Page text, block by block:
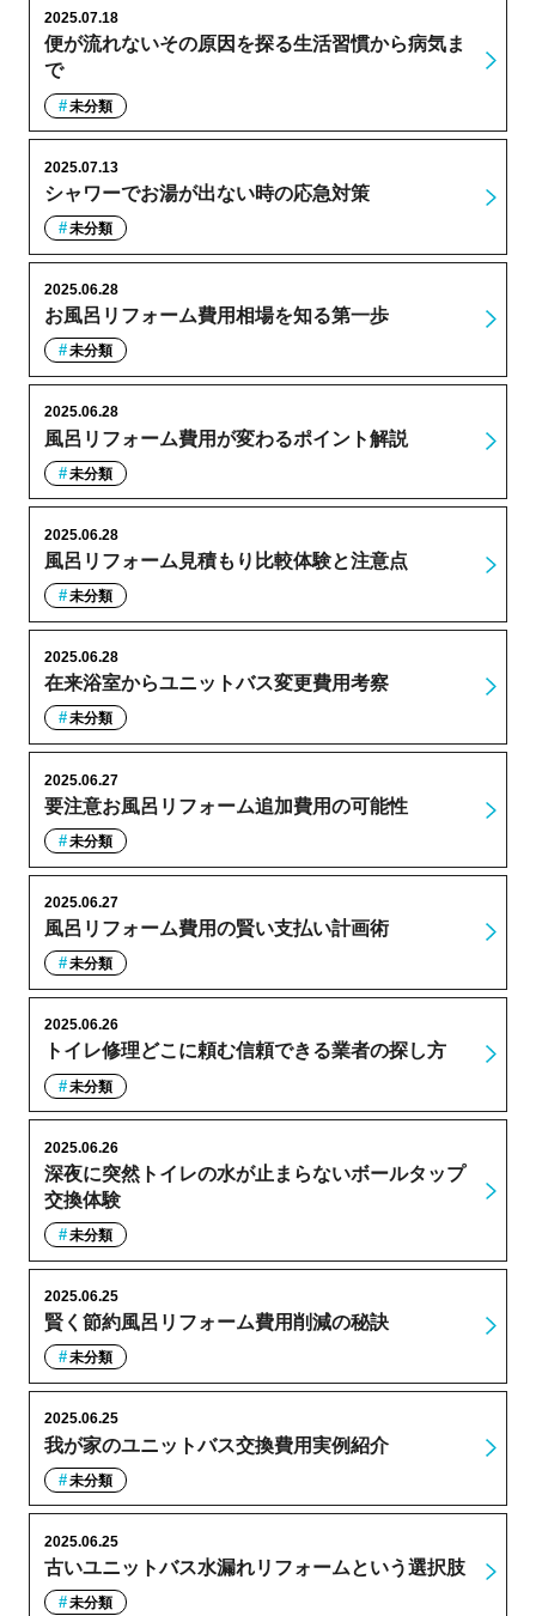
便が流れないその原因を探る生活習慣から病気ま
で
2025.07.18
未分類
シャワーでお湯が出ない時の応急対策
2025.07.13
未分類
お風呂リフォーム費用相場を知る第一歩
2025.06.28
未分類
風呂リフォーム費用が変わるポイント解説
2025.06.28
未分類
風呂リフォーム見積もり比較体験と注意点
2025.06.28
未分類
在来浴室からユニットバス変更費用考察
2025.06.28
未分類
要注意お風呂リフォーム追加費用の可能性
2025.06.27
未分類
風呂リフォーム費用の賢い支払い計画術
2025.06.27
未分類
トイレ修理どこに頼む信頼できる業者の探し方
2025.06.26
未分類
深夜に突然トイレの水が止まらないボールタップ
交換体験
2025.06.26
未分類
賢く節約風呂リフォーム費用削減の秘訣
2025.06.25
未分類
我が家のユニットバス交換費用実例紹介
2025.06.25
未分類
古いユニットバス水漏れリフォームという選択肢
2025.06.25
未分類